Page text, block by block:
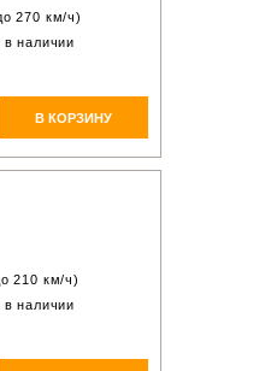
270 км/ч)
в наличии
В КОРЗИНУ
210 км/ч)
в наличии